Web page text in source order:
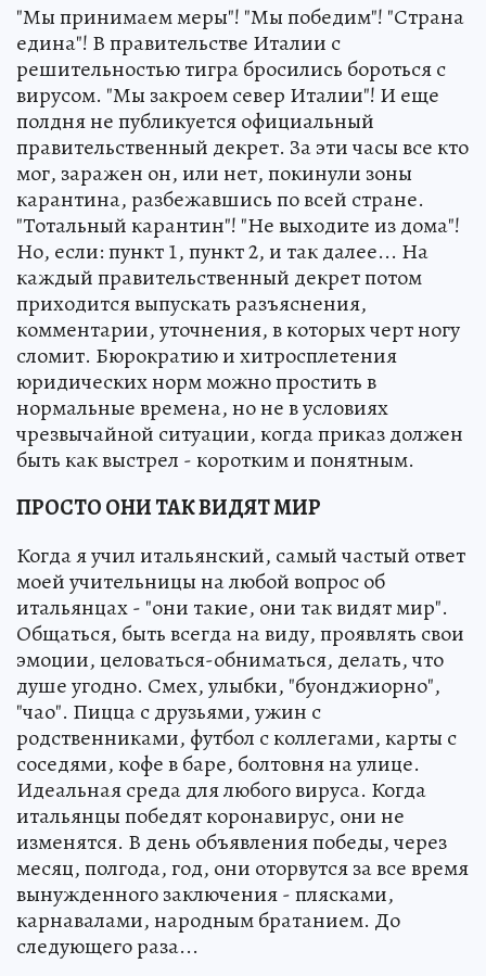
"Мы принимаем меры"! "Мы победим"! "Страна
едина"! В правительстве Италии с
решительностью тигра бросились бороться с
вирусом. "Мы закроем север Италии"! И еще
полдня не публикуется официальный
правительственный декрет. За эти часы все кто
мог, заражен он, или нет, покинули зоны
карантина, разбежавшись по всей стране.
"Тотальный карантин"! "Не выходите из дома"!
Но, если: пункт 1, пункт 2, и так далее... На
каждый правительственный декрет потом
приходится выпускать разъяснения,
комментарии, уточнения, в которых черт ногу
сломит. Бюрократию и хитросплетения
юридических норм можно простить в
нормальные времена, но не в условиях
чрезвычайной ситуации, когда приказ должен
быть как выстрел - коротким и понятным.
ПРОСТО ОНИ ТАК ВИДЯТ МИР
Когда я учил итальянский, самый частый ответ
моей учительницы на любой вопрос об
итальянцах - "они такие, они так видят мир".
Общаться, быть всегда на виду, проявлять свои
эмоции, целоваться-обниматься, делать, что
душе угодно. Смех, улыбки, "буонджиорно",
"чао". Пицца с друзьями, ужин с
родственниками, футбол с коллегами, карты с
соседями, кофе в баре, болтовня на улице.
Идеальная среда для любого вируса. Когда
итальянцы победят коронавирус, они не
изменятся. В день объявления победы, через
месяц, полгода, год, они оторвутся за все время
вынужденного заключения - плясками,
карнавалами, народным братанием. До
следующего раза...